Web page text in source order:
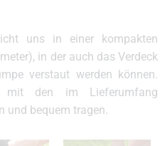
uns in einer kompakten
in der auch das Verdeck
verstaut werden können.
den im Lieferumfang
und bequem tragen.